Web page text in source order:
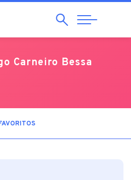
Pesquisar
Abrir
Navegação
Carneiro Bessa